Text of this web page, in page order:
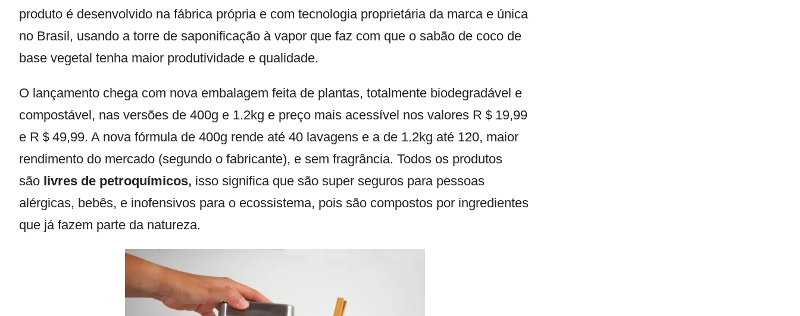
produto é desenvolvido na fábrica própria e com tecnologia proprietária da marca e única
no Brasil, usando a torre de saponificação à vapor que faz com que o sabão de coco de
base vegetal tenha maior produtividade e qualidade.
O lançamento chega com nova embalagem feita de plantas, totalmente biodegradável e
compostável, nas versões de 400g e 1.2kg e preço mais acessível nos valores R＄19,99
e R＄49,99. A nova fórmula de 400g rende até 40 lavagens e a de 1.2kg até 120, maior
rendimento do mercado (segundo o fabricante), e sem fragrância. Todos os produtos
são livres de petroquímicos, isso significa que são super seguros para pessoas
alérgicas, bebês, e inofensivos para o ecossistema, pois são compostos por ingredientes
que já fazem parte da natureza.